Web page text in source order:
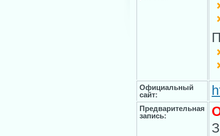
Официальный
сайт:
Предварительная
запись: